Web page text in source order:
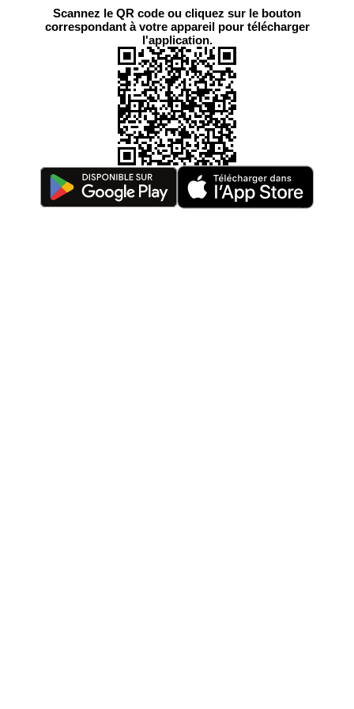
Scannez le QR code ou cliquez sur le bouton
correspondant à votre appareil pour télécharger
l'application.